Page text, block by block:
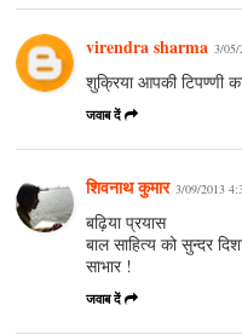
virendra sharma 3/
शुक्रिया आपकी टिपण्णी
जवाब दें
शिवनाथ कुमार 3/09/2013
बढ़िया प्रयास
बाल साहित्य को सुन्दर
साभार !
जवाब दें